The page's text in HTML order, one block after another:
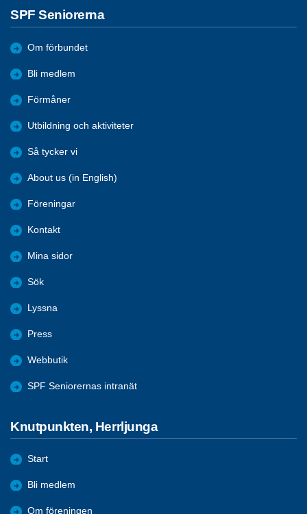
SPF Seniorerna
Om förbundet
Bli medlem
Förmåner
Utbildning och aktiviteter
Så tycker vi
About us (in English)
Föreningar
Kontakt
Mina sidor
Sök
Lyssna
Press
Webbutik
SPF Seniorernas intranät
Knutpunkten, Herrljunga
Start
Bli medlem
Om föreningen